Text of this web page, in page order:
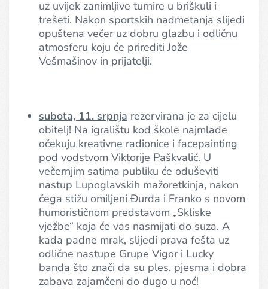
uz uvijek zanimljive turnire u briškuli i
trešeti. Nakon sportskih nadmetanja slijedi
opuštena večer uz dobru glazbu i odličnu
atmosferu koju će prirediti Jože
Vešmašinov in prijatelji.
subota, 11. srpnja rezervirana je za cijelu
obitelj! Na igralištu kod škole najmlađe
očekuju kreativne radionice i facepainting
pod vodstvom Viktorije Paškvalić. U
večernjim satima publiku će oduševiti
nastup Lupoglavskih mažoretkinja, nakon
čega stižu omiljeni Đurđa i Franko s novom
humorističnom predstavom „Skliske
vježbe“ koja će vas nasmijati do suza. A
kada padne mrak, slijedi prava fešta uz
odlične nastupe Grupe Vigor i Lucky
banda što znači da su ples, pjesma i dobra
zabava zajamčeni do dugo u noć!